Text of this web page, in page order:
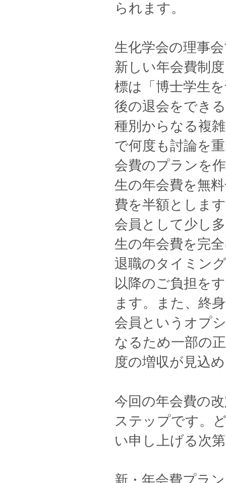
られます。
生化学会の理事
新しい年会費制
標は「博士学生
後の退会をでき
種別からなる複
で何度も討論を
会費のプランを
生の年会費を無
費を半額としま
会員として少し
生の年会費を完
退職のタイミン
以降のご負担を
ます。また、終
会員というオプ
なるため一部の
度の増収が見込
今回の年会費の
ステップです。
い申し上げる次
新・年会費プラン